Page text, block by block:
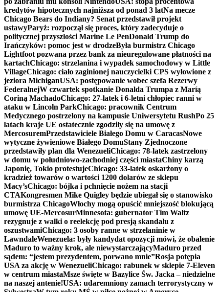
kredytów hipotecznych najniższa od ponad 3 latNa mecze
Chicago Bears do Indiany? Senat przedstawił projekt
ustawyParyż: rozpoczął się proces, który zadecyduje o
politycznej przyszłości Marine Le PenDonald Trump do
Irańczyków: pomoc jest w drodzeByła burmistrz Chicago
Lightfoot pozwana przez bank za nieuregulowane płatności na
kartachChicago: strzelanina i wypadek samochodowy w Little
VillageChicago: ciało zaginionej nauczycielki CPS wyłowione z
jeziora MichiganUSA: postępowanie wobec szefa Rezerwy
FederalnejW czwartek spotkanie Donalda Trumpa z Maríą
Coriną MachadoChicago: 27-latek i 6-letni chłopiec ranni w
ataku w Lincoln ParkChicago: pracownik Centrum
Medycznego postrzelony na kampusie Uniwersytetu RushPo 25
latach kraje UE ostatecznie zgodziły się na umowę z
MercosuremPrzedstawiciele Białego Domu w CaracasNowe
wytyczne żywieniowe Białego DomuStany Zjednoczone
przedstawiły plan dla WenezueliChicago: 78-latek zastrzelony
w domu w południowo-zachodniej części miastaChiny karzą
Japonię, Tokio protestujeChicago: 33-latek oskarżony o
kradzież towarów o wartości 1200 dolarów ze sklepu
Macy’sChicago: bójka i pchnięcie nożem na stacji
CTAKongresmen Mike Quigley będzie ubiegał się o stanowisko
burmistrza ChicagoWłochy mogą opuścić mniejszość blokującą
umowę UE-MercosurMinnesota: gubernator Tim Waltz
rezygnuje z walki o reelekcję pod presją skandalu z
oszustwamiChicago: 3 osoby ranne w strzelaninie w
LawndaleWenezuela: były kandydat opozycji mówi, że obalenie
Maduro to ważny krok, ale niewystarczającyMaduro przed
sądem: “jestem prezydentem, porwano mnie”Rosja potępia
USA za akcję w WenezueliChicago: rabunek w sklepie 7-Eleven
w centrum miastaMsze święte w Bazylice Św. Jacka – niedzielne
na naszej antenie!USA: udaremniony zamach terrorystyczny w